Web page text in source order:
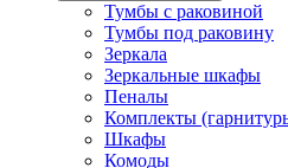
Тумбы с раковиной
Тумбы под раковину
Зеркала
Зеркальные шкафы
Пеналы
Комплекты
Шкафы
Комоды